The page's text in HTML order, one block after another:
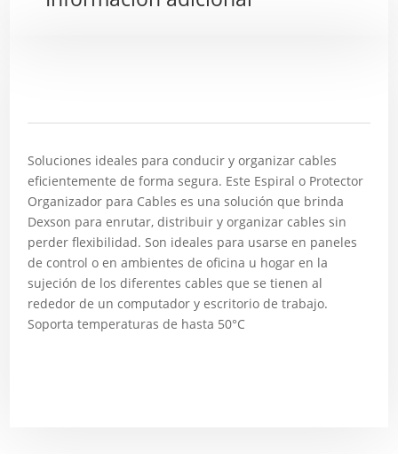
Soluciones ideales para conducir y organizar cables
eficientemente de forma segura. Este Espiral o Protector
Organizador para Cables es una solución que brinda
Dexson para enrutar, distribuir y organizar cables sin
perder flexibilidad. Son ideales para usarse en paneles
de control o en ambientes de oficina u hogar en la
sujeción de los diferentes cables que se tienen al
rededor de un computador y escritorio de trabajo.
Soporta temperaturas de hasta 50°C